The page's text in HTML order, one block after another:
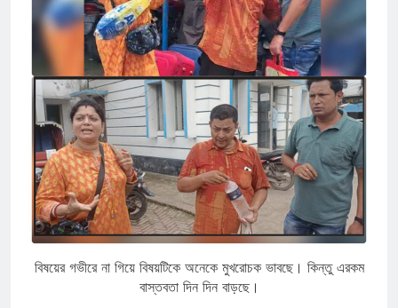
বিষয়ের গভীরে না গিয়ে বিষয়টিকে অনেকে মুখরোচক ভাবছে। কিন্তু এরকম
বাস্তবতা দিন দিন বাড়ছে।